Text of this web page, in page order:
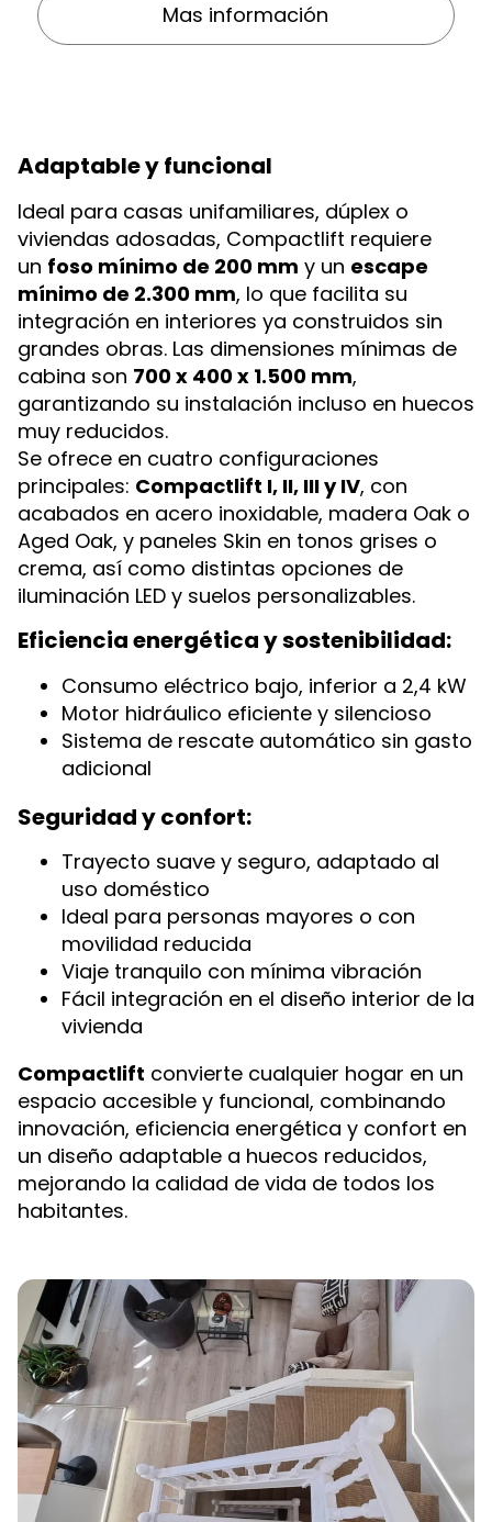
Mas información
Adaptable y funcional
Ideal para casas unifamiliares, dúplex o
viviendas adosadas, Compactlift requiere
un foso mínimo de 200 mm y un escape
mínimo de 2.300 mm, lo que facilita su
integración en interiores ya construidos sin
grandes obras. Las dimensiones mínimas de
cabina son 700 x 400 x 1.500 mm,
garantizando su instalación incluso en huecos
muy reducidos.
Se ofrece en cuatro configuraciones
principales: Compactlift I, II, III y IV, con
acabados en acero inoxidable, madera Oak o
Aged Oak, y paneles Skin en tonos grises o
crema, así como distintas opciones de
iluminación LED y suelos personalizables.
Eficiencia energética y sostenibilidad:
Consumo eléctrico bajo, inferior a 2,4 kW
Motor hidráulico eficiente y silencioso
Sistema de rescate automático sin gasto
adicional
Seguridad y confort:
Trayecto suave y seguro, adaptado al
uso doméstico
Ideal para personas mayores o con
movilidad reducida
Viaje tranquilo con mínima vibración
Fácil integración en el diseño interior de la
vivienda
Compactlift convierte cualquier hogar en un
espacio accesible y funcional, combinando
innovación, eficiencia energética y confort en
un diseño adaptable a huecos reducidos,
mejorando la calidad de vida de todos los
habitantes.